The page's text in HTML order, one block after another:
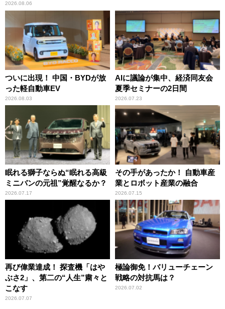
2026.08.06
ついに出現！ 中国・BYDが放
った軽自動車EV
2026.08.03
AIに議論が集中、経済同友会
夏季セミナーの2日間
2026.07.23
眠れる獅子ならぬ“眠れる高級
ミニバンの元祖”覚醒なるか？
2026.07.17
その手があったか！ 自動車産
業とロボット産業の融合
2026.07.15
再び偉業達成！ 探査機「はや
ぶさ2」、第二の“人生”粛々と
こなす
2026.07.07
極論御免！バリューチェーン
戦略の対抗馬は？
2026.07.02